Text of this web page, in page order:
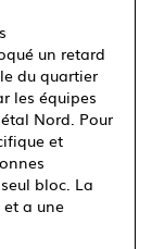
un retard
du quartier
les équipes
Nord. Pour
et
bloc. La
et a une